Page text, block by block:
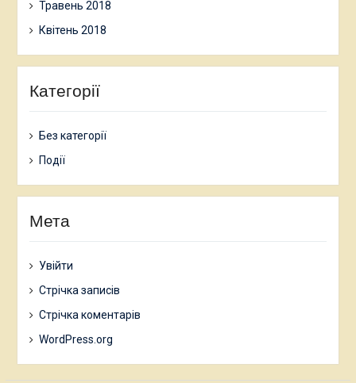
Травень 2018
Квітень 2018
Категорії
Без категорії
Події
Мета
Увійти
Стрічка записів
Стрічка коментарів
WordPress.org